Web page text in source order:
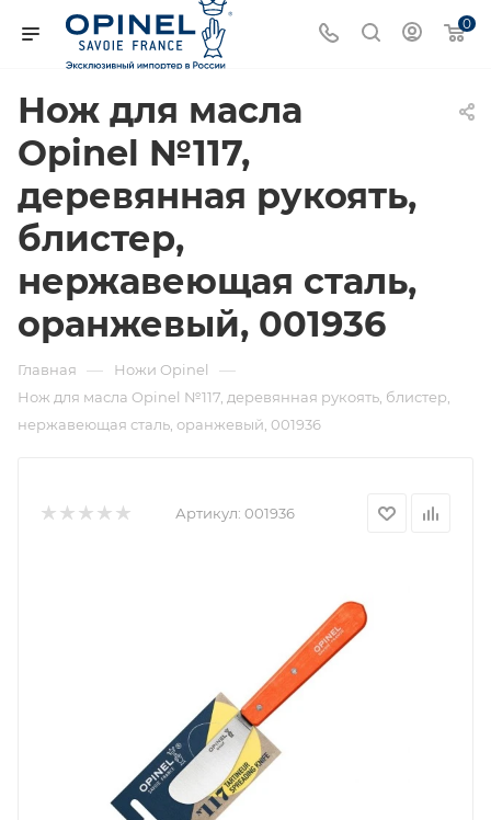
0
Нож для масла
Opinel №117,
деревянная рукоять,
блистер,
нержавеющая сталь,
оранжевый, 001936
Главная — Ножи Opinel —
Нож для масла Opinel №117, деревянная рукоять, блистер,
нержавеющая сталь, оранжевый, 001936
Артикул: 001936